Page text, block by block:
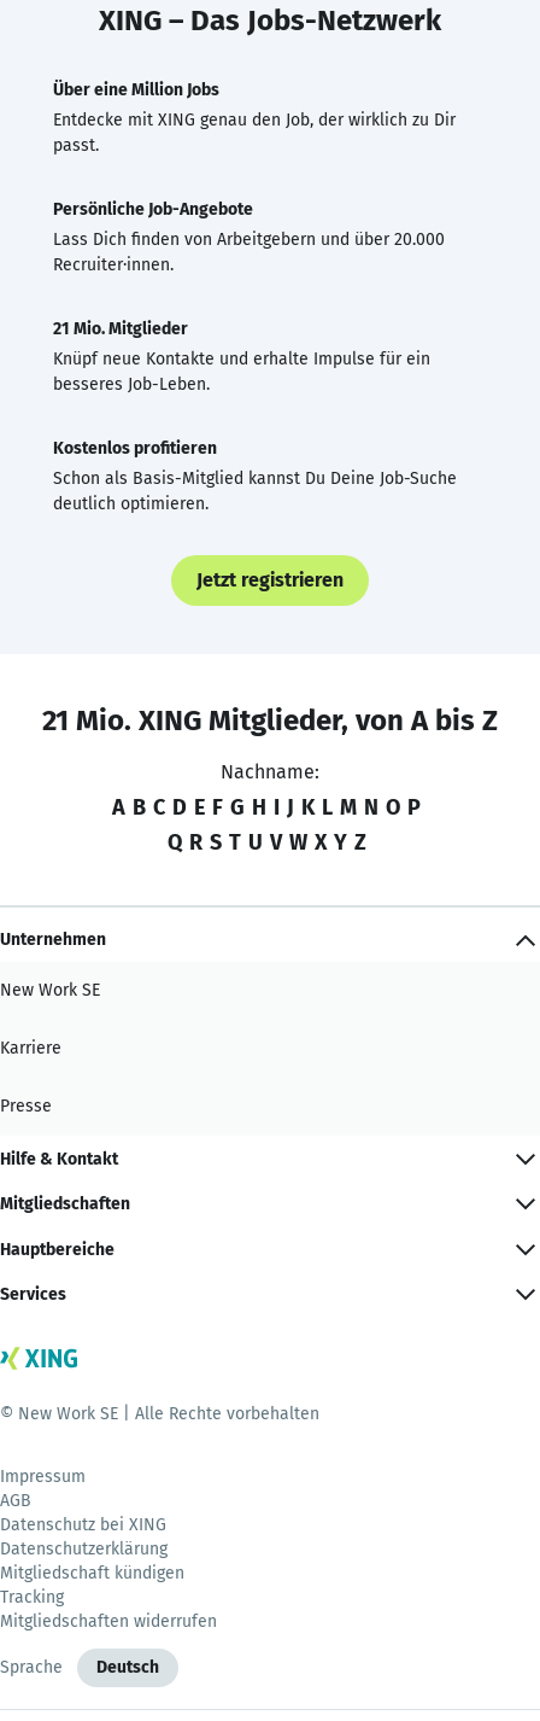
XING – Das Jobs-Netzwerk
Über eine Million Jobs
Entdecke mit XING genau den Job, der wirklich zu Dir
passt.
Persönliche Job-Angebote
Lass Dich finden von Arbeitgebern und über 20.000
Recruiter·innen.
21 Mio. Mitglieder
Knüpf neue Kontakte und erhalte Impulse für ein
besseres Job-Leben.
Kostenlos profitieren
Schon als Basis-Mitglied kannst Du Deine Job-Suche
deutlich optimieren.
Jetzt registrieren
21 Mio. XING Mitglieder, von A bis Z
Nachname:
A B C D E F G H I J K L M N O P
Q R S T U V W X Y Z
Unternehmen
New Work SE
Karriere
Presse
Hilfe & Kontakt
Mitgliedschaften
Hauptbereiche
Services
© New Work SE | Alle Rechte vorbehalten
Impressum
AGB
Datenschutz bei XING
Datenschutzerklärung
Mitgliedschaft kündigen
Tracking
Mitgliedschaften widerrufen
Sprache Deutsch